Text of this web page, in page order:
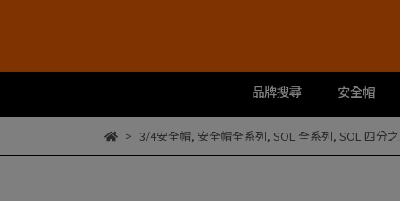
品牌搜尋 安全帽
3/4安全帽, 安全帽全系列, SOL 全系列, SOL 四分